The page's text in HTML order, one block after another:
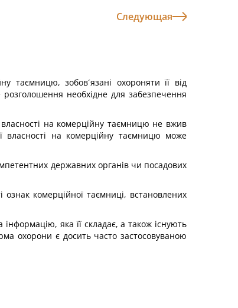
Следующая
зобов´язані охороняти її від
необхідне для забезпечення
власності на комерційну таємницю не вжив
власності на комерційну таємницю може
державних органів чи посадових
комерційної таємниці, встановлених
яка її складає, а також існують
охорони є досить часто застосовуваною